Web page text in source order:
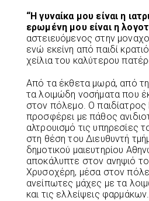
“Η γυναίκα μου είναι η
ερωμένη μου είναι η
αστειευόμενος στην
ενώ εκείνη από παιδί
χείλια του καλύτερου
Από τα έκθετα μωρά, από
τα λοιμώδη νοσήματα που
στον πόλεμο. Ο
προσφέρει με πάθος
αλτρουισμό τις υπηρεσίες
στη θέση του Διευθυντή
δημοτικού μαιευτηρίου
αποκάλυπτε στον ανηψιό
Χρυσοχέρη, μέσα στον
ανείπωτες μάχες με τα
και τις ελλείψεις φαρμάκων.